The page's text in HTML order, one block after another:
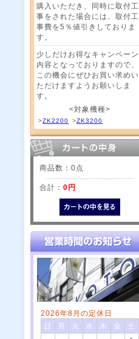
購入いただき、同時に取付工
事をされた場合には、取付工
事費を5％値引きしておりま
す。
少しだけお得なキャンペーン
内容となっておりますので、
この機会にぜひお買い求めい
ただけますようお願いしま
す。
<対象機種>
>ZK2200 >ZK3200
商品数：0点
合計： 0円
2026年8月の定休日
日
月 火 水 木 金
土